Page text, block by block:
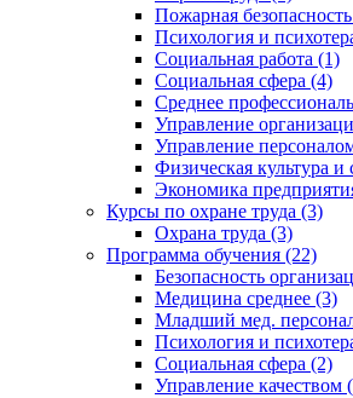
Пожарная
Психология и
Социальная работа (1)
Социальная сфера (4)
Среднее
Управление
Управление
Физическая культура и
Экономика
Курсы по охране труда (3)
Охрана труда (3)
Программа обучения (22)
Безопасность
Медицина среднее (3)
Младший мед.
Психология и
Социальная сфера (2)
Управление качеством